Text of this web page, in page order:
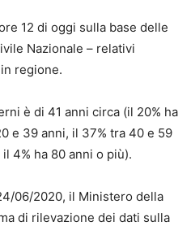
12 di oggi sulla base delle
Nazionale – relativi
in regione.
è di 41 anni circa (il 20% ha
e 39 anni, il 37% tra 40 e 59
4% ha 80 anni o più).
06/2020, il Ministero della
di rilevazione dei dati sulla